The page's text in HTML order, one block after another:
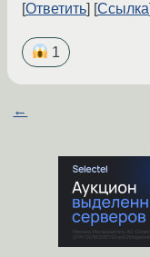
Ответить Ссылка
1
←